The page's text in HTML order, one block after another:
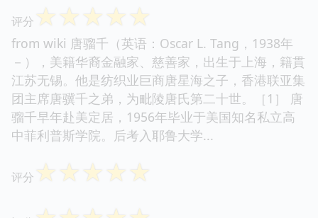
评分 ☆☆☆☆☆
from wiki 唐骝千（英语：Oscar L. Tang，1938年
－），美籍华裔金融家、慈善家，出生于上海，籍貫
江苏无锡。他是纺织业巨商唐星海之子，香港联亚集
团主席唐骥千之弟，为毗陵唐氏第二十世。［1］ 唐
骝千早年赴美定居，1956年毕业于美国知名私立高
中菲利普斯学院。后考入耶鲁大学...
评分 ☆☆☆☆☆